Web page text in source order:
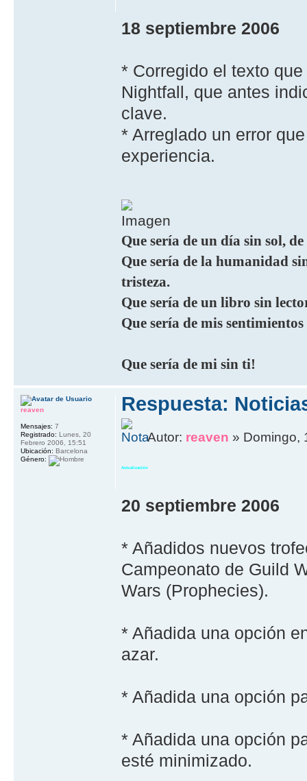
18 septiembre 2006
* Corregido el texto
Nightfall, que antes
clave.
* Arreglado un error
experiencia.
Que sería de un día sin sol,
Que sería de la humanidad
tristeza.
Que sería de un libro sin
Que sería de mis
Que sería de mi sin ti!
Respuesta:
Autor: reaven » Domingo,
Actualización
20 septiembre 2006
* Añadidos nuevos
Campeonato de Guild
Wars (Prophecies).
* Añadida una opción
azar.
* Añadida una opción
* Añadida una opción
esté minimizado.
reaven
Mensajes: 7
Registrado: Lunes, 20
Febrero 2006, 15:51
Ubicación: Barcelona
Género: